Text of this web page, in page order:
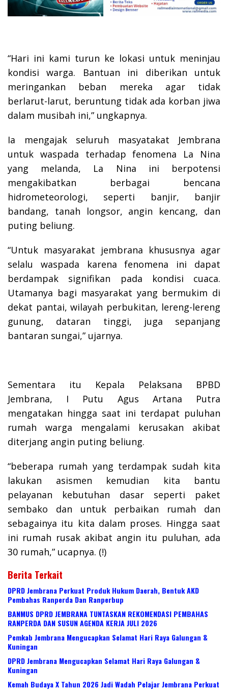
“Hari ini kami turun ke lokasi untuk meninjau
kondisi warga. Bantuan ini diberikan untuk
meringankan beban mereka agar tidak
berlarut-larut, beruntung tidak ada korban jiwa
dalam musibah ini,” ungkapnya.
Ia mengajak seluruh masyatakat Jembrana
untuk waspada terhadap fenomena La Nina
yang melanda, La Nina ini berpotensi
mengakibatkan berbagai bencana
hidrometeorologi, seperti banjir, banjir
bandang, tanah longsor, angin kencang, dan
puting beliung.
“Untuk masyarakat jembrana khususnya agar
selalu waspada karena fenomena ini dapat
berdampak signifikan pada kondisi cuaca.
Utamanya bagi masyarakat yang bermukim di
dekat pantai, wilayah perbukitan, lereng-lereng
gunung, dataran tinggi, juga sepanjang
bantaran sungai,” ujarnya.
Sementara itu Kepala Pelaksana BPBD
Jembrana, I Putu Agus Artana Putra
mengatakan hingga saat ini terdapat puluhan
rumah warga mengalami kerusakan akibat
diterjang angin puting beliung.
“beberapa rumah yang terdampak sudah kita
lakukan asismen kemudian kita bantu
pelayanan kebutuhan dasar seperti paket
sembako dan untuk perbaikan rumah dan
sebagainya itu kita dalam proses. Hingga saat
ini rumah rusak akibat angin itu puluhan, ada
30 rumah,” ucapnya. (!)
Berita Terkait
DPRD Jembrana Perkuat Produk Hukum Daerah, Bentuk AKD
Pembahas Ranperda Dan Ranperbup
BANMUS DPRD JEMBRANA TUNTASKAN REKOMENDASI PEMBAHAS
RANPERDA DAN SUSUN AGENDA KERJA JULI 2026
Pemkab Jembrana Mengucapkan Selamat Hari Raya Galungan &
Kuningan
DPRD Jembrana Mengucapkan Selamat Hari Raya Galungan &
Kuningan
Kemah Budaya X Tahun 2026 Jadi Wadah Pelajar Jembrana Perkuat